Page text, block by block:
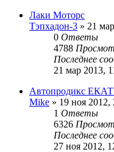
Лаки Моторс
Тэпхадон-3 » 21
0 Ответы
4788
Последнее
21 мар 2013,
Автопродикс
Mike » 19 ноя 2012,
1 Ответы
6326
Последнее
27 ноя 2012,